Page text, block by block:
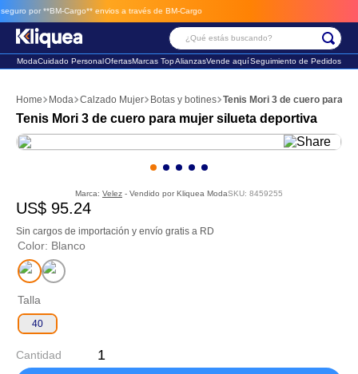
a través de BM-Cargo
¿Qué estás buscando?
ModaCuidado PersonalOfertasMarcas TopAlianzasVende aquíSeguimiento de Pedidos
Moda Calzado Mujer Botas y botines Tenis Mori 3 de cuero para
Tenis Mori 3 de cuero para mujer silueta deportiva
Marca: Velez - Vendido por Kliquea ModaSKU: 8459255
US$ 95.24
Sin cargos de importación y envío gratis a RD
Color: Blanco
Talla
40
Cantidad
2. futbol